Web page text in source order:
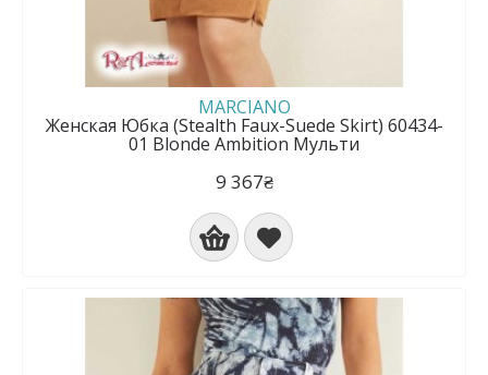
MARCIANO
Женская Юбка (Stealth Faux-Suede Skirt) 60434-
01 Blonde Ambition Мульти
9 367₴